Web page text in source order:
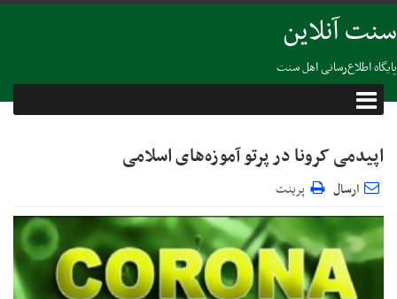
سنت آنلاین
پایگاه اطلاع‌رسانی اهل سنت
اپیدمی کرونا در پرتو آموزه‌های اسلامی
ارسال پرینت